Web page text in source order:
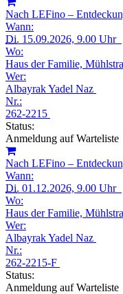
Nach LEFino –
Wann:
Di. 15.09.2026, 9.00 Uhr
Wo:
Haus der Familie,
Wer:
Albayrak Yadel Naz
Nr.:
262-2215
Status:
Anmeldung auf Warteliste
Nach LEFino –
Wann:
Di. 01.12.2026, 9.00 Uhr
Wo:
Haus der Familie,
Wer:
Albayrak Yadel Naz
Nr.:
262-2215-F
Status:
Anmeldung auf Warteliste